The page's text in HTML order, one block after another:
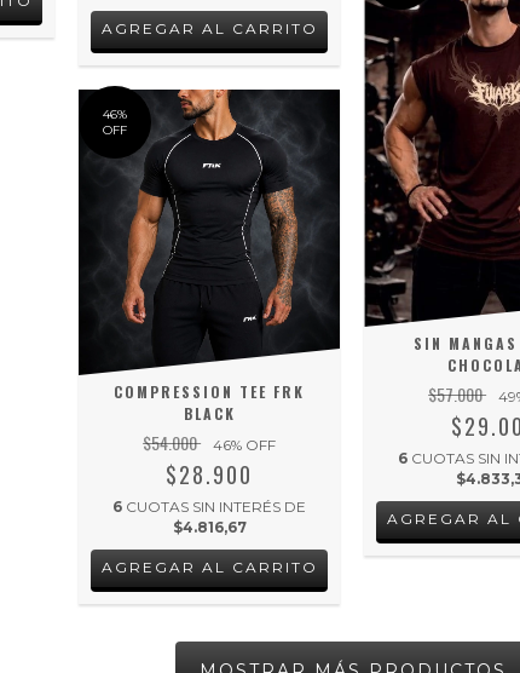
AGREGAR AL CARRITO
46%
OFF
COMPRESSION TEE FRK
BLACK
$54.000 46% OFF
$28.900
6 CUOTAS SIN INTERÉS DE
$4.816,67
AGREGAR AL CARRITO
SIN MANGAS
$57.000 49
6 CUOTAS SIN
AGREGAR AL